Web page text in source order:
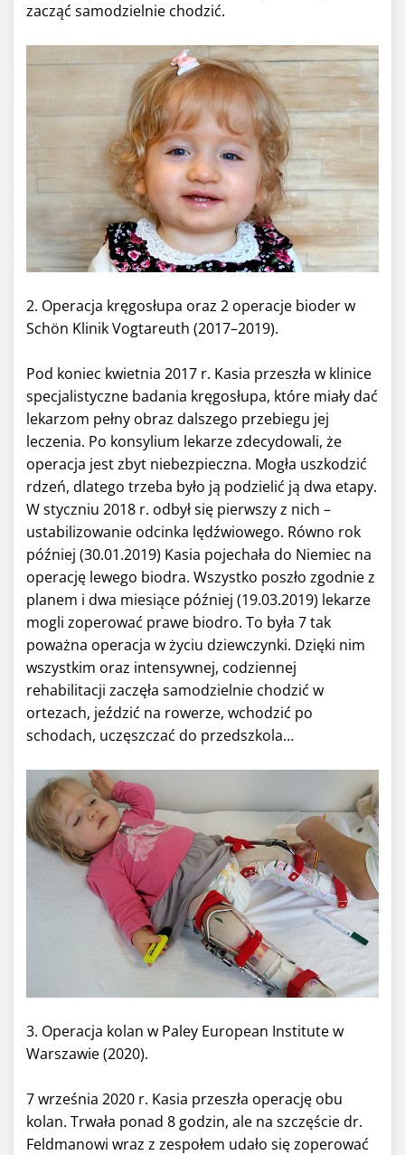
zacząć samodzielnie chodzić.
2. Operacja kręgosłupa oraz 2 operacje bioder w
Schön Klinik Vogtareuth (2017–2019).
Pod koniec kwietnia 2017 r. Kasia przeszła w klinice
specjalistyczne badania kręgosłupa, które miały dać
lekarzom pełny obraz dalszego przebiegu jej
leczenia. Po konsylium lekarze zdecydowali, że
operacja jest zbyt niebezpieczna. Mogła uszkodzić
rdzeń, dlatego trzeba było ją podzielić ją dwa etapy.
W styczniu 2018 r. odbył się pierwszy z nich –
ustabilizowanie odcinka lędźwiowego. Równo rok
później (30.01.2019) Kasia pojechała do Niemiec na
operację lewego biodra. Wszystko poszło zgodnie z
planem i dwa miesiące później (19.03.2019) lekarze
mogli zoperować prawe biodro. To była 7 tak
poważna operacja w życiu dziewczynki. Dzięki nim
wszystkim oraz intensywnej, codziennej
rehabilitacji zaczęła samodzielnie chodzić w
ortezach, jeździć na rowerze, wchodzić po
schodach, uczęszczać do przedszkola…
3. Operacja kolan w Paley European Institute w
Warszawie (2020).
7 września 2020 r. Kasia przeszła operację obu
kolan. Trwała ponad 8 godzin, ale na szczęście dr.
Feldmanowi wraz z zespołem udało się zoperować